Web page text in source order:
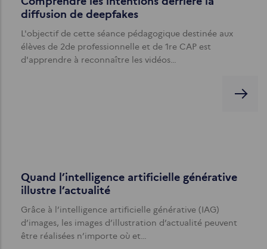
diffusion de deepfakes
L'objectif de cette séance pédagogique destinée aux
élèves de 2de professionnelle et de 1re CAP est
d'apprendre à reconnaître les vidéos…
Quand l’intelligence artificielle générative
illustre l’actualité
Grâce à l’intelligence artificielle générative (IAG)
d’images, les images d’illustration d’actualité peuvent
être réalisées n’importe où et…